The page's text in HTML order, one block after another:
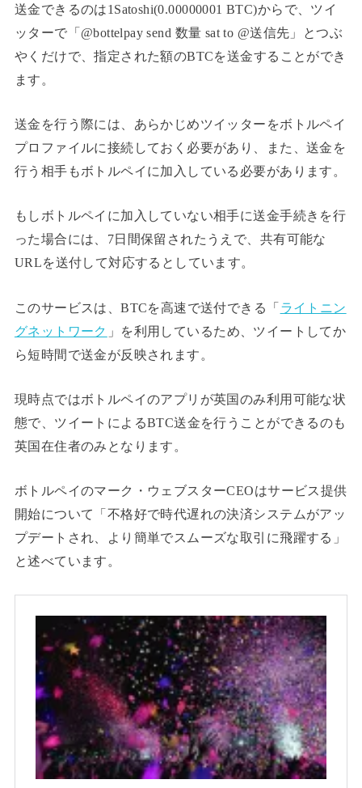
送金できるのは1Satoshi(0.00000001 BTC)からで、ツイ
ッターで「@bottelpay send 数量 sat to @送信先」とつぶ
やくだけで、指定された額のBTCを送金することができ
ます。
送金を行う際には、あらかじめツイッターをボトルペイ
プロファイルに接続しておく必要があり、また、送金を
行う相手もボトルペイに加入している必要があります。
もしボトルペイに加入していない相手に送金手続きを行
った場合には、7日間保留されたうえで、共有可能な
URLを送付して対応するとしています。
このサービスは、BTCを高速で送付できる「ライトニン
グネットワーク 」を利用しているため、ツイートしてか
ら短時間で送金が反映されます。
現時点ではボトルペイのアプリが英国のみ利用可能な状
態で、ツイートによるBTC送金を行うことができるのも
英国在住者のみとなります。
ボトルペイのマーク・ウェブスターCEOはサービス提供
開始について「不格好で時代遅れの決済システムがアッ
プデートされ、より簡単でスムーズな取引に飛躍する」
と述べています。